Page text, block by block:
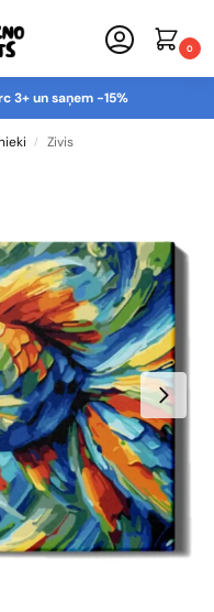
0
3+ un saņem -15%
/ Zivis